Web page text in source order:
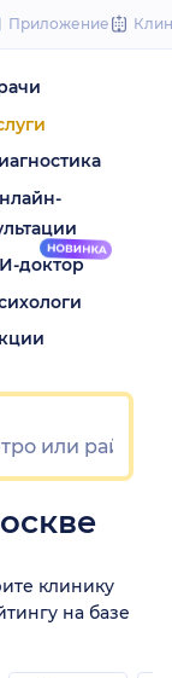
to
Приложение
доктор
клинику
на базе